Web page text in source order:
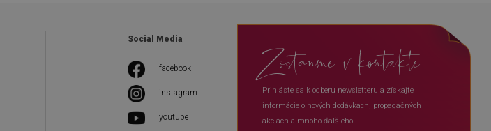
Social Media
facebook
instagram
youtube
Zostanme v kontakte
Prihláste sa k odberu newsletteru a získajte
informácie o nových dodávkach, propagačných
akciách a mnoho ďalšieho